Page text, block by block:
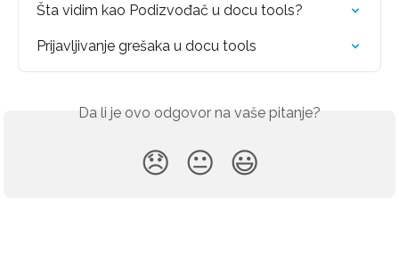
Šta vidim kao Podizvođač u docu tools?
Prijavljivanje grešaka u docu tools
Da li je ovo odgovor na vaše pitanje?
😞 😐 😃